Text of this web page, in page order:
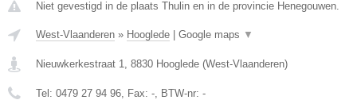
Niet gevestigd in de plaats Thulin en in de provincie Henegouwen.
West-Vlaanderen » Hooglede | Google maps ▼
Nieuwkerkestraat 1 8830 Hooglede (West-Vlaanderen)
Tel: 0479 27 94 96 , Fax: - , BTW-nr: -